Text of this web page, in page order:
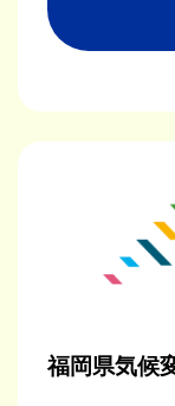
福岡県気候